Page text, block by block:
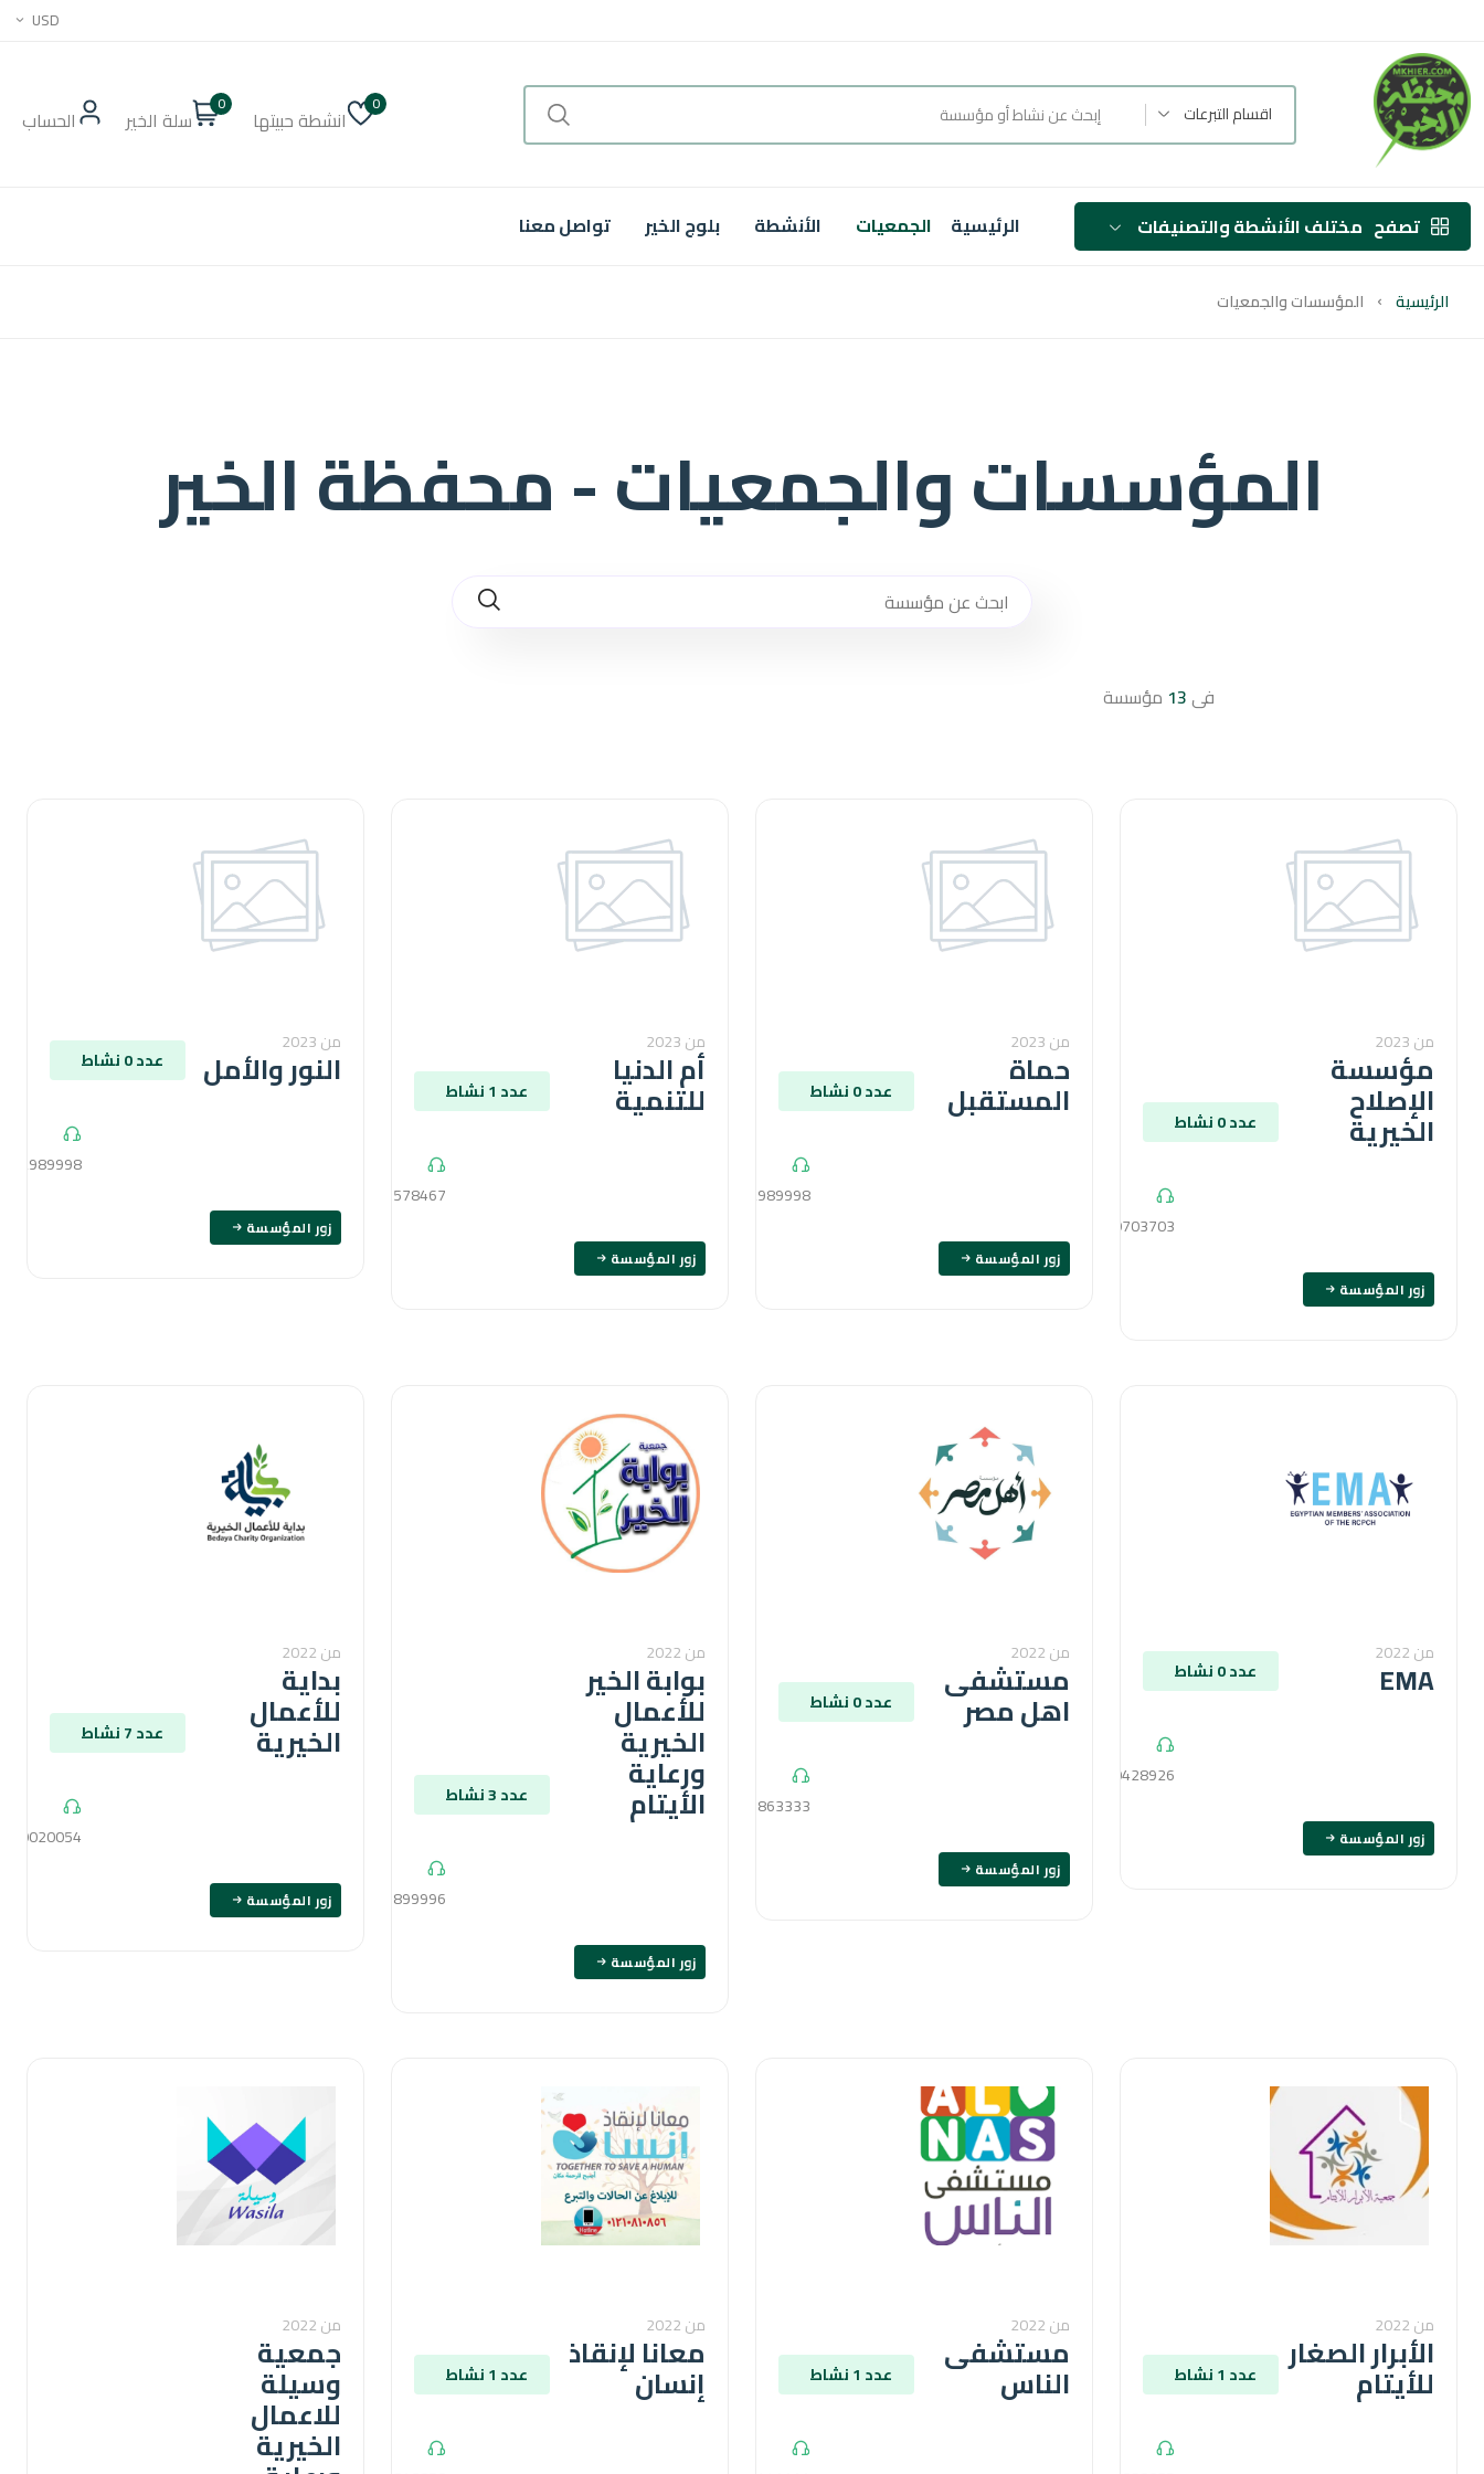
USD
اقسام التبرعات 0
انشطة حبيتها
0
سلة الخير الحساب
تصفح مختلف الأنشطة والتصنيفات الرئيسية الجمعيات الأنشطة بلوج الخير تواصل معنا
الرئيسية المؤسسات والجمعيات
المؤسسات والجمعيات - محفظة الخير
فى13 مؤسسة
من 2023
مؤسسة
الإصلاح
الخيرية عدد 0 نشاط
1000703703
زور المؤسسة
من 2023
حماة
المستقبل عدد 0 نشاط
01152989998
زور المؤسسة
من 2023
أم الدنيا
للتنمية عدد 1 نشاط
1009578467
زور المؤسسة
من 2023
النور والأمل عدد 0 نشاط
زور المؤسسة
من 2022
EMA عدد 0 نشاط
01200428926
زور المؤسسة
من 2022
مستشفى
اهل مصر عدد 0 نشاط
16863333
زور المؤسسة
من 2022
بوابة الخير
للأعمال
الخيرية
ورعاية
الأيتام عدد 3 نشاط
01069899996
زور المؤسسة
من 2022
بداية
للأعمال
الخيرية عدد 7 نشاط
زور المؤسسة
من 2022
الأبرار الصغار
للأيتام عدد 1 نشاط
من 2022
مستشفى
الناس عدد 1 نشاط
من 2022
معانا لإنقاذ
إنسان عدد 1 نشاط
من 2022
جمعية
وسيلة
للاعمال
الخيرية